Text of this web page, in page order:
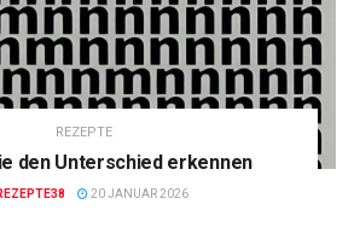
REZEPTE
den Unterschied erkennen
20 JANUAR 2026